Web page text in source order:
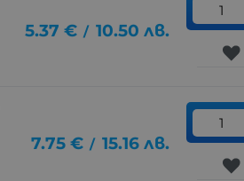
5.37 € / 10.50 лв.
7.75 € / 15.16 лв.